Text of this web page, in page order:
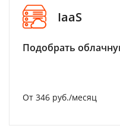
IaaS
Подобрать
От 346 руб./месяц